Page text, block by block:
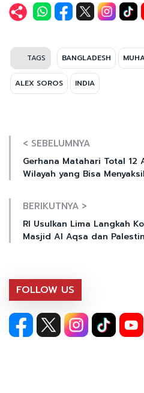
TAGS BANGLADESH
ALEX SOROS INDIA
< SEBELUMNYA
Gerhana Matahari Total
Wilayah yang Bisa
BERIKUTNYA >
RI Usulkan Lima Langkah
Masjid Al Aqsa dan
FOLLOW US